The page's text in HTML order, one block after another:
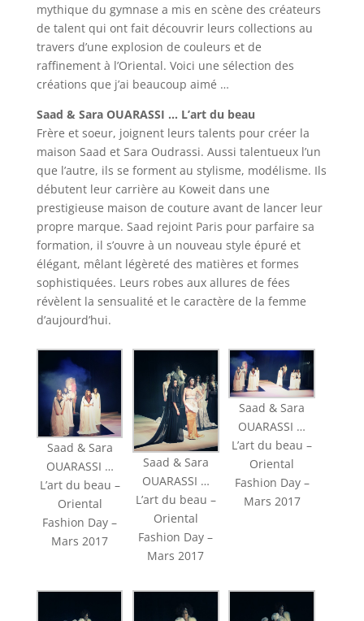
mythique du gymnase a mis en scène des créateurs
de talent qui ont fait découvrir leurs collections au
travers d’une explosion de couleurs et de
raffinement à l’Oriental. Voici une sélection des
créations que j’ai beaucoup aimé …
Saad & Sara OUARASSI … L’art du beau
Frère et soeur, joignent leurs talents pour créer la
maison Saad et Sara Oudrassi. Aussi talentueux l’un
que l’autre, ils se forment au stylisme, modélisme. Ils
débutent leur carrière au Koweit dans une
prestigieuse maison de couture avant de lancer leur
propre marque. Saad rejoint Paris pour parfaire sa
formation, il s’ouvre à un nouveau style épuré et
élégant, mêlant légèreté des matières et formes
sophistiquées. Leurs robes aux allures de fées
révèlent la sensualité et le caractère de la femme
d’aujourd’hui.
Saad & Sara
OUARASSI …
L’art du beau –
Oriental
Fashion Day –
Mars 2017
Saad & Sara
OUARASSI …
L’art du beau –
Oriental
Fashion Day –
Mars 2017
Saad & Sara
OUARASSI …
L’art du beau –
Oriental
Fashion Day –
Mars 2017